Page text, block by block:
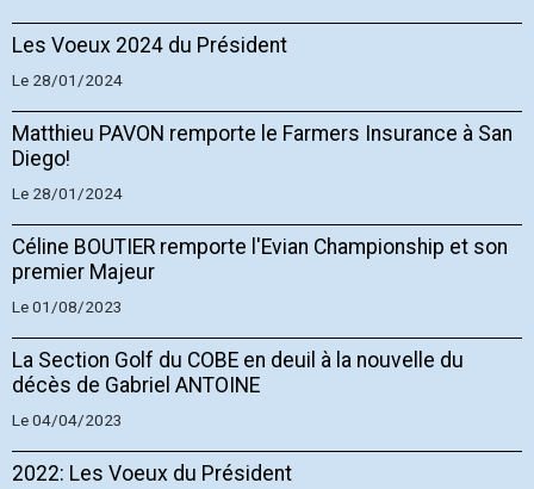
Les Voeux 2024 du Président
Le 28/01/2024
Matthieu PAVON remporte le Farmers Insurance à San
Diego!
Le 28/01/2024
Céline BOUTIER remporte l'Evian Championship et son
premier Majeur
Le 01/08/2023
La Section Golf du COBE en deuil à la nouvelle du
décès de Gabriel ANTOINE
Le 04/04/2023
2022: Les Voeux du Président